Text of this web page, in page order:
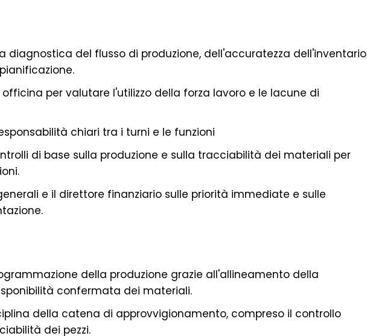
diagnostica del flusso di produzione, dell'accuratezza dell'inventario
per valutare l'utilizzo della forza lavoro e le lacune di
chiari tra i turni e le funzioni
di base sulla produzione e sulla tracciabilità dei materiali per
e il direttore finanziario sulle priorità immediate e sulle
della produzione grazie all'allineamento della
confermata dei materiali.
della catena di approvvigionamento, compreso il controllo
dei pezzi.